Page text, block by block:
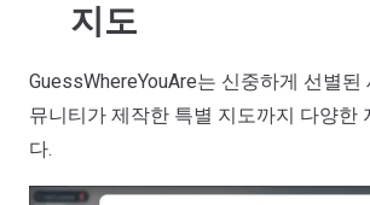
지도
GuessWhereYouAre는 신중하게 선별된
뮤니티가 제작한 특별 지도까지 다양한
다.